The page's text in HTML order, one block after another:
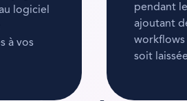
logiciel
à vos
pendant
ajoutant
workflows
soit